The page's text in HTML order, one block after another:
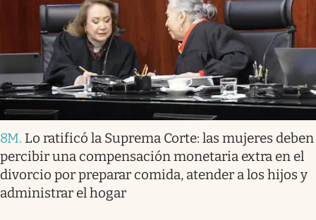
8M. Lo ratificó la Suprema Corte: las mujeres deben
percibir una compensación monetaria extra en el
divorcio por preparar comida, atender a los hijos y
administrar el hogar